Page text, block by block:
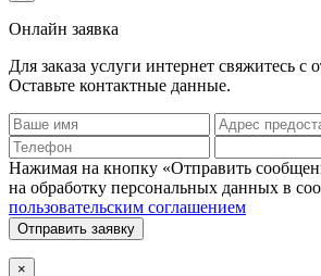
Онлайн заявка
Для заказа услуги интернет свяжитесь с
Оставьте контактные данные.
Нажимая на кнопку «Отправить
на обработку персональных данных в
пользовательским соглашением
Отправить заявку
×